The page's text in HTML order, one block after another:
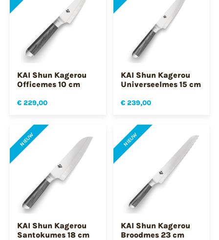
KAI Shun Kagerou
Officemes 10 cm
€ 229,00
KAI Shun Kagerou
Universeelmes 15 cm
€ 239,00
NIEUW
KAI Shun Kagerou
Santokumes 18 cm
NIEUW
KAI Shun Kagerou
Broodmes 23 cm